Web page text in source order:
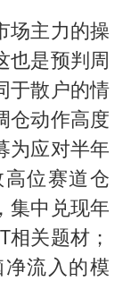
场主力的操
也是预判周
于散户的情
仓动作高度
为应对半年
位赛道仓
集中兑现年
关题材；
流入的模